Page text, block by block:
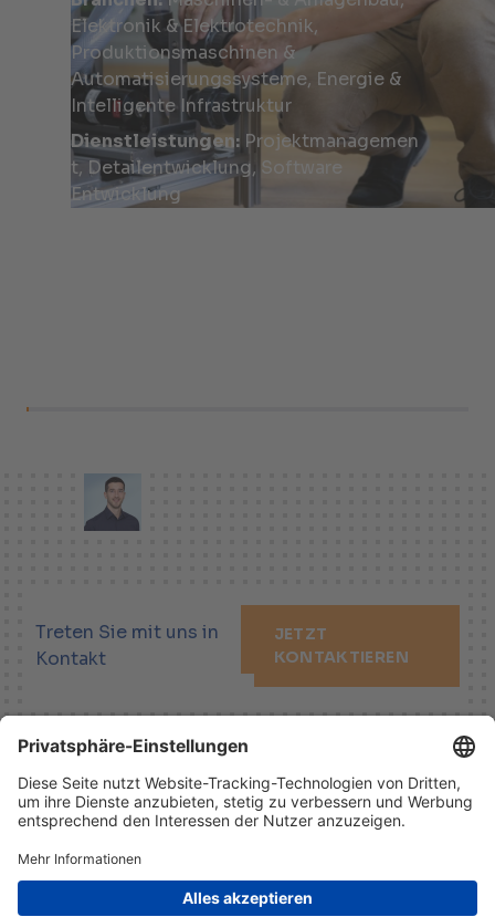
Elektronik & Elektrotechnik,
Produktionsmaschinen &
Automatisierungssysteme, Energie &
Intelligente Infrastruktur
Dienstleistungen: Projektmanagemen
t, Detailentwicklung, Software
Entwicklung
Treten Sie mit uns in
Kontakt
JETZT
KONTAKTIEREN
Impressum